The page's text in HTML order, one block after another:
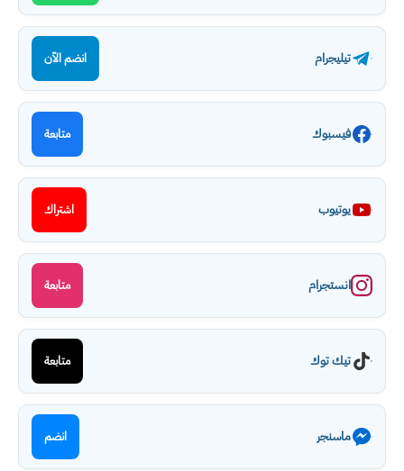
تيليجرام انضم الآن
فيسبوك متابعة
يوتيوب اشتراك
انستجرام متابعة
تيك توك متابعة
ماسنجر انضم